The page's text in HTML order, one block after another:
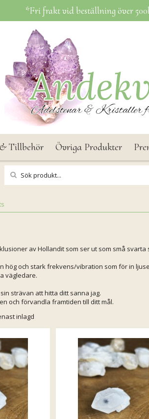
*Fri frakt vid beställning över
Tillbehör Övriga Produkter
av Hollandit som ser ut som små svarta
och stark frekvens/vibration som för in
vägledare.
strävan att hitta ditt sanna jag.
och förvandla framtiden till ditt mål.
inlagd